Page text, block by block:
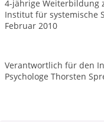
4-jährige Weiterbildung
Institut für systemische
Februar 2010
Verantwortlich für den
Psychologe Thorsten